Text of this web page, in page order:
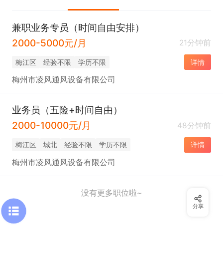
兼职业务专员（时间自由安排）
2000-5000元/月
21分钟前
梅江区 经验不限 学历不限 详情
梅州市凌风通风设备有限公司
业务员（五险+时间自由）
2000-10000元/月
48分钟前
梅江区 城北 经验不限 学历不限 详情
梅州市凌风通风设备有限公司
没有更多职位啦~
分享